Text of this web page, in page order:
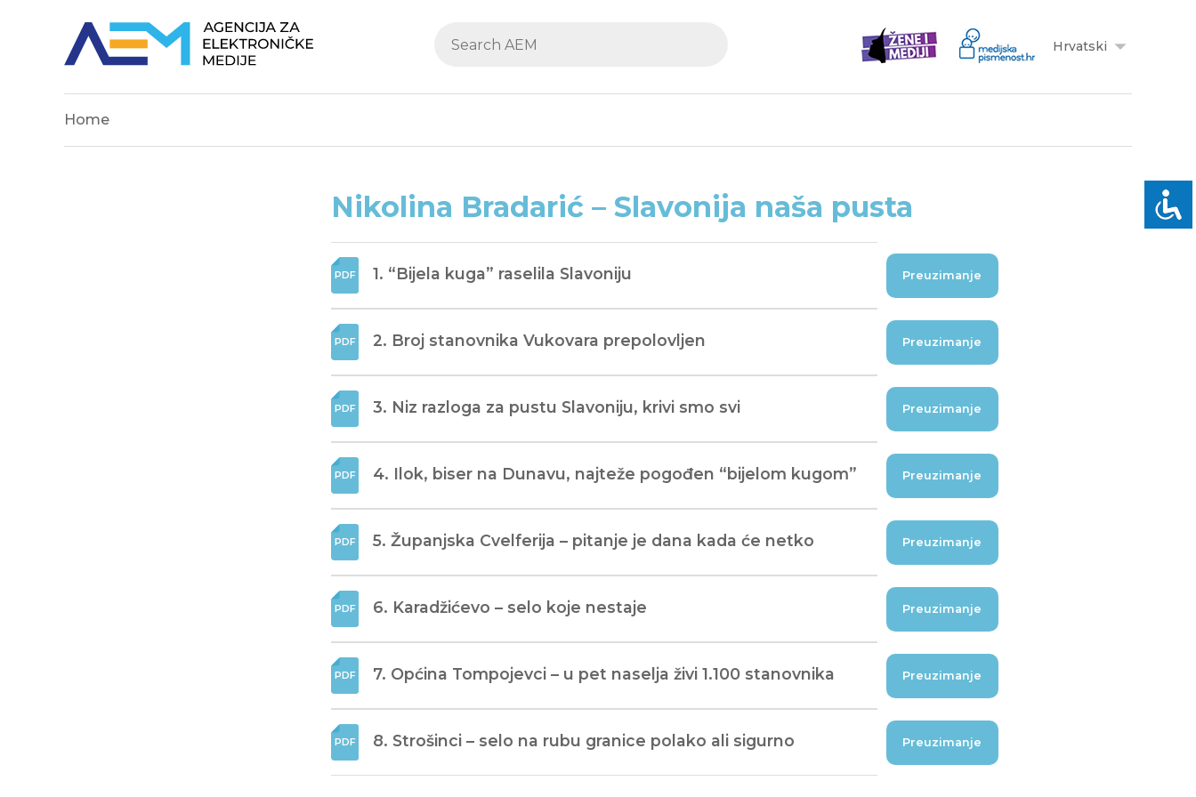
Hrvatski
Home
Nikolina Bradarić – Slavonija naša pusta
1. “Bijela kuga” raselila Slavoniju Preuzimanje
2. Broj stanovnika Vukovara prepolovljen Preuzimanje
3. Niz razloga za pustu Slavoniju, krivi smo svi Preuzimanje
4. Ilok, biser na Dunavu, najteže pogođen “bijelom kugom” Preuzimanje
5. Županjska Cvelferija – pitanje je dana kada će netko Preuzimanje
6. Karadžićevo – selo koje nestaje Preuzimanje
7. Općina Tompojevci – u pet naselja živi 1.100 stanovnika Preuzimanje
8. Strošinci – selo na rubu granice polako ali sigurno Preuzimanje